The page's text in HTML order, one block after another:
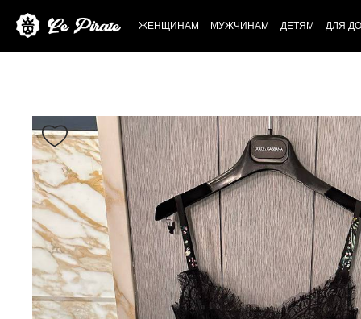
ЖЕНЩИНАМ МУЖЧИНАМ ДЕТЯМ ДЛЯ